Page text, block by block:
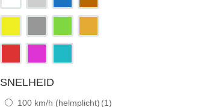
SNELHEID
100 km/h (helmplicht) (1)